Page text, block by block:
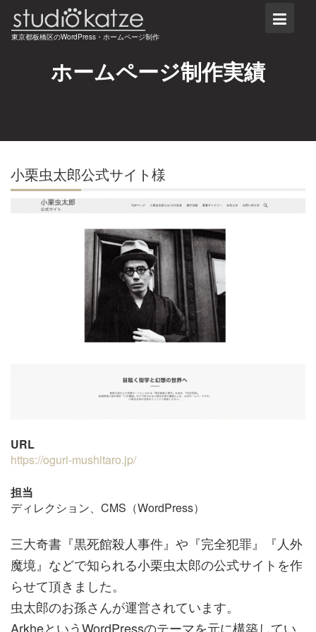
東京都板橋区のWordPress・ホームページ制作
ホームページ制作実績
小栗虫太郎公式サイト様
URL
https://oguri-mushitaro.jp/
担当
ディレクション、CMS（WordPress）
三大奇書『黒死館殺人事件』や『完全犯罪』『人外
魔境』などで知られる小栗虫太郎の公式サイトを作
らせて頂きました。
虫太郎のお孫さんが運営されています。
ArkheというWordPressのテーマを元に構築してい